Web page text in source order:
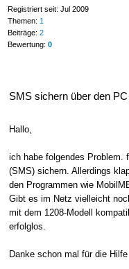
Registriert seit: Jul 2009
Themen: 1
Beiträge: 2
Bewertung: 0
SMS sichern über den
Hallo,
ich habe folgendes Problem.
(SMS) sichern. Allerdings
den Programmen wie
Gibt es im Netz vielleicht
mit dem 1208-Modell
erfolglos.
Danke schon mal für die Hilfe